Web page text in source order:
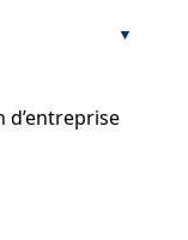
d’entreprise